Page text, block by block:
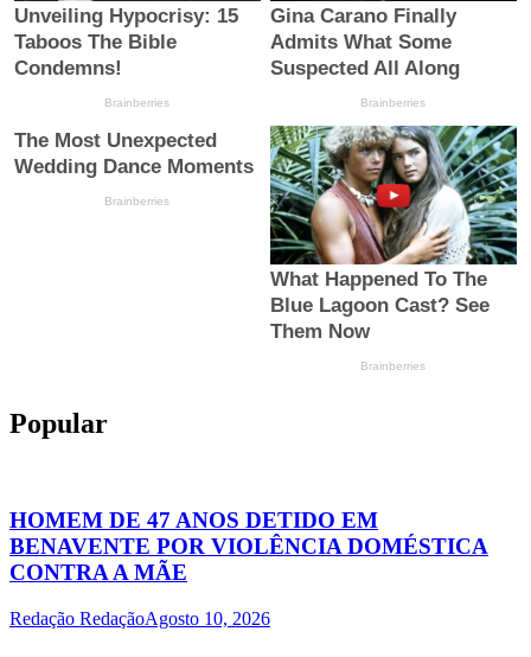
Popular
HOMEM DE 47 ANOS DETIDO EM
BENAVENTE POR VIOLÊNCIA DOMÉSTICA
CONTRA A MÃE
Redação RedaçãoAgosto 10, 2026